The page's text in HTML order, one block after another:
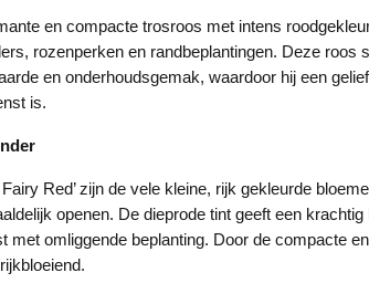
en compacte trosroos met intens
rozenperken en randbeplantingen. Deze roos
en onderhoudsgemak, waardoor hij een
is.
Red’ zijn de vele kleine, rijk gekleurde
openen. De dieprode tint geeft een krachtig
met omliggende beplanting. Door de compacte